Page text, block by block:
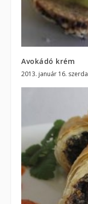
Avokádó krém
2013. január 16. szerda